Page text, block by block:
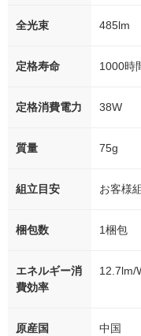
全光束 485lm
定格寿命 1000時
定格消費電力 38W
質量 75g
組立目安 お客様
梱包数 1梱包
エネルギー消
費効率
12.7lm/
原産国 中国